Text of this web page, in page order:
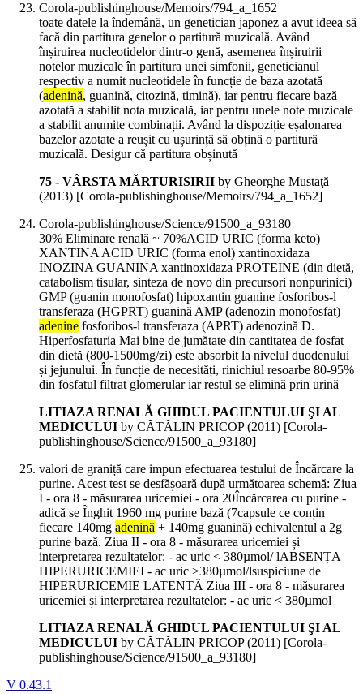
Corola-publishinghouse/Memoirs/794_a_1652
toate datele la îndemână, un genetician japonez a avut ideea să
facă din partitura genelor o partitură muzicală. Având
înșiruirea nucleotidelor dintr-o genă, asemenea înșiruirii
notelor muzicale în partitura unei simfonii, geneticianul
respectiv a numit nucleotidele în funcție de baza azotată
(adenină, guanină, citozină, timină), iar pentru fiecare bază
azotată a stabilit nota muzicală, iar pentru unele note muzicale
a stabilit anumite combinații. Având la dispoziție eșalonarea
bazelor azotate a reușit cu ușurință să obțină o partitură
muzicală. Desigur că partitura obșinută
75 - VÂRSTA MĂRTURISIRII by Gheorghe Mustaţă
(2013) [Corola-publishinghouse/Memoirs/794_a_1652]
Corola-publishinghouse/Science/91500_a_93180
30% Eliminare renală ~ 70%ACID URIC (forma keto)
XANTINA ACID URIC (forma enol) xantinoxidaza
INOZINA GUANINA xantinoxidaza PROTEINE (din dietă,
catabolism tisular, sinteza de novo din precursori nonpurinici)
GMP (guanin monofosfat) hipoxantin guanine fosforibos-l
transferaza (HGPRT) guanină AMP (adenozin monofosfat)
adenine fosforibos-l transferaza (APRT) adenozină D.
Hiperfosfaturia Mai bine de jumătate din cantitatea de fosfat
din dietă (800-1500mg/zi) este absorbit la nivelul duodenului
și jejunului. În funcție de necesități, rinichiul resoarbe 80-95%
din fosfatul filtrat glomerular iar restul se elimină prin urină
LITIAZA RENALĂ GHIDUL PACIENTULUI ŞI AL
MEDICULUI by CĂTĂLIN PRICOP (2011) [Corola-
publishinghouse/Science/91500_a_93180]
valori de graniță care impun efectuarea testului de Încărcare la
purine. Acest test se desfășoară după următoarea schemă: Ziua
I - ora 8 - măsurarea uricemiei - ora 20Încărcarea cu purine -
adică se Înghit 1960 mg purine bază (7capsule ce conțin
fiecare 140mg adenină + 140mg guanină) echivalentul a 2g
purine bază. Ziua II - ora 8 - măsurarea uricemiei și
interpretarea rezultatelor: - ac uric < 380µmol/ lABSENȚA
HIPERURICEMIEI - ac uric >380µmol/lsuspiciune de
HIPERURICEMIE LATENTĂ Ziua III - ora 8 - măsurarea
uricemiei și interpretarea rezultatelor: - ac uric < 380µmol
LITIAZA RENALĂ GHIDUL PACIENTULUI ŞI AL
MEDICULUI by CĂTĂLIN PRICOP (2011) [Corola-
publishinghouse/Science/91500_a_93180]
V 0.43.1